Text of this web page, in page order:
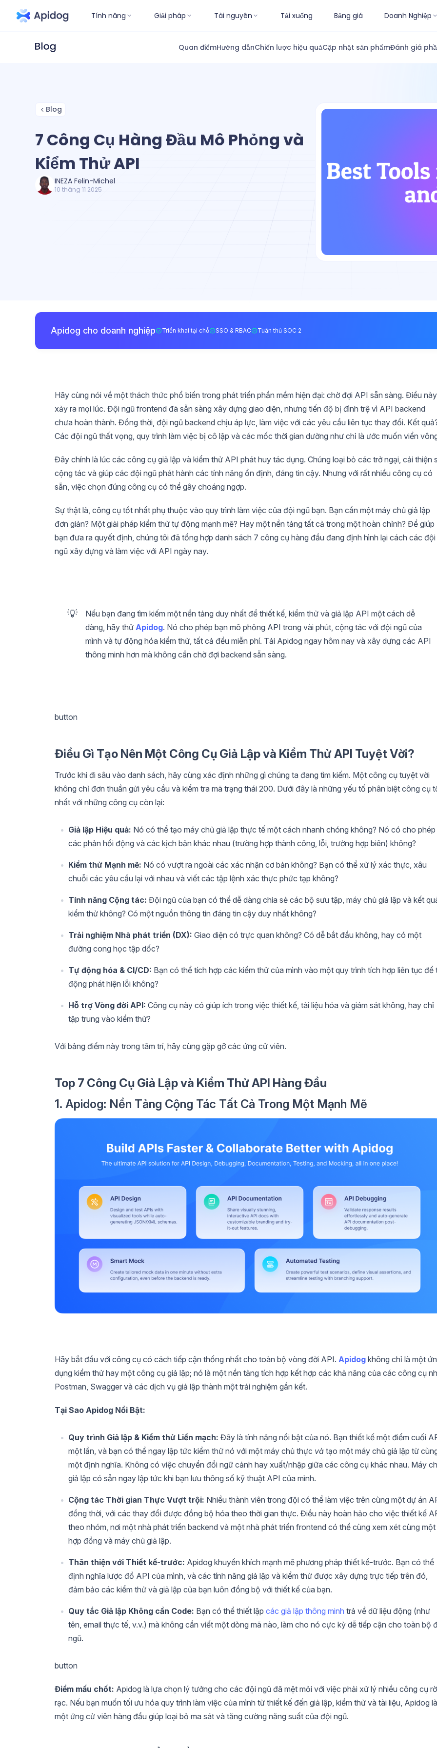
Tính năng Giải pháp Tài nguyên Tải xuống Bảng giá Doanh Nghiệp
Quan điểmHướng dẫnChiến lược hiệu quảCập nhật sản phẩmĐánh giá
Blog
7 Công Cụ Hàng Đầu Mô Phỏng và
Kiểm Thử API
INEZA Felin-Michel
10 tháng 11 2025
Apidog cho doanh nghiệp Triển khai tại chỗ SSO & RBAC Tuân thủ SOC 2
Hãy cùng nói về một thách thức phổ biến trong phát triển phần mềm hiện đại: chờ đợi API sẵn sàng. Điều này
xảy ra mọi lúc. Đội ngũ frontend đã sẵn sàng xây dựng giao diện, nhưng tiến độ bị đình trệ vì API backend
chưa hoàn thành. Đồng thời, đội ngũ backend chịu áp lực, làm việc với các yêu cầu liên tục thay đổi. Kết
Các đội ngũ thất vọng, quy trình làm việc bị cô lập và các mốc thời gian dường như chỉ là ước muốn viển
Đây chính là lúc các công cụ giả lập và kiểm thử API phát huy tác dụng. Chúng loại bỏ các trở ngại, cải thiện
cộng tác và giúp các đội ngũ phát hành các tính năng ổn định, đáng tin cậy. Nhưng với rất nhiều công cụ có
sẵn, việc chọn đúng công cụ có thể gây choáng ngợp.
Sự thật là, công cụ tốt nhất phụ thuộc vào quy trình làm việc của đội ngũ bạn. Bạn cần một máy chủ giả lập
đơn giản? Một giải pháp kiểm thử tự động mạnh mẽ? Hay một nền tảng tất cả trong một hoàn chỉnh? Để giúp
bạn đưa ra quyết định, chúng tôi đã tổng hợp danh sách 7 công cụ hàng đầu đang định hình lại cách các đội
ngũ xây dựng và làm việc với API ngày nay.
💡
Nếu bạn đang tìm kiếm một nền tảng duy nhất để thiết kế, kiểm thử và giả lập API một cách dễ
dàng, hãy thử Apidog. Nó cho phép bạn mô phỏng API trong vài phút, cộng tác với đội ngũ của
mình và tự động hóa kiểm thử, tất cả đều miễn phí. Tải Apidog ngay hôm nay và xây dựng các API
thông minh hơn mà không cần chờ đợi backend sẵn sàng.
button
Điều Gì Tạo Nên Một Công Cụ Giả Lập và Kiểm Thử API Tuyệt Vời?
Trước khi đi sâu vào danh sách, hãy cùng xác định những gì chúng ta đang tìm kiếm. Một công cụ tuyệt vời
không chỉ đơn thuần gửi yêu cầu và kiểm tra mã trạng thái 200. Dưới đây là những yếu tố phân biệt công cụ
nhất với những công cụ còn lại:
Giả lập Hiệu quả: Nó có thể tạo máy chủ giả lập thực tế một cách nhanh chóng không? Nó có cho phép
các phản hồi động và các kịch bản khác nhau (trường hợp thành công, lỗi, trường hợp biên) không?
Kiểm thử Mạnh mẽ: Nó có vượt ra ngoài các xác nhận cơ bản không? Bạn có thể xử lý xác thực, xâu
chuỗi các yêu cầu lại với nhau và viết các tập lệnh xác thực phức tạp không?
Tính năng Cộng tác: Đội ngũ của bạn có thể dễ dàng chia sẻ các bộ sưu tập, máy chủ giả lập và kết
kiểm thử không? Có một nguồn thông tin đáng tin cậy duy nhất không?
Trải nghiệm Nhà phát triển (DX): Giao diện có trực quan không? Có dễ bắt đầu không, hay có một
đường cong học tập dốc?
Tự động hóa & CI/CD: Bạn có thể tích hợp các kiểm thử của mình vào một quy trình tích hợp liên tục để
động phát hiện lỗi không?
Hỗ trợ Vòng đời API: Công cụ này có giúp ích trong việc thiết kế, tài liệu hóa và giám sát không, hay chỉ
tập trung vào kiểm thử?
Với bảng điểm này trong tâm trí, hãy cùng gặp gỡ các ứng cử viên.
Top 7 Công Cụ Giả Lập và Kiểm Thử API Hàng Đầu
1. Apidog: Nền Tảng Cộng Tác Tất Cả Trong Một Mạnh Mẽ
Hãy bắt đầu với công cụ có cách tiếp cận thống nhất cho toàn bộ vòng đời API. Apidog không chỉ là một
dụng kiểm thử hay một công cụ giả lập; nó là một nền tảng tích hợp kết hợp các khả năng của các công cụ
Postman, Swagger và các dịch vụ giả lập thành một trải nghiệm gắn kết.
Tại Sao Apidog Nổi Bật:
Quy trình Giả lập & Kiểm thử Liền mạch: Đây là tính năng nổi bật của nó. Bạn thiết kế một điểm cuối
một lần, và bạn có thể ngay lập tức kiểm thử nó với một máy chủ thực và tạo một máy chủ giả lập từ
một định nghĩa. Không có việc chuyển đổi ngữ cảnh hay xuất/nhập giữa các công cụ khác nhau. Máy
giả lập có sẵn ngay lập tức khi bạn lưu thông số kỹ thuật API của mình.
Cộng tác Thời gian Thực Vượt trội: Nhiều thành viên trong đội có thể làm việc trên cùng một dự án
đồng thời, với các thay đổi được đồng bộ hóa theo thời gian thực. Điều này hoàn hảo cho việc thiết kế
theo nhóm, nơi một nhà phát triển backend và một nhà phát triển frontend có thể cùng xem xét cùng một
hợp đồng và máy chủ giả lập.
Thân thiện với Thiết kế-trước: Apidog khuyến khích mạnh mẽ phương pháp thiết kế-trước. Bạn có thể
định nghĩa lược đồ API của mình, và các tính năng giả lập và kiểm thử được xây dựng trực tiếp trên đó,
đảm bảo các kiểm thử và giả lập của bạn luôn đồng bộ với thiết kế của bạn.
Quy tắc Giả lập Không cần Code: Bạn có thể thiết lập các giả lập thông minh trả về dữ liệu động (như
tên, email thực tế, v.v.) mà không cần viết một dòng mã nào, làm cho nó cực kỳ dễ tiếp cận cho toàn bộ
ngũ.
button
Điểm mấu chốt: Apidog là lựa chọn lý tưởng cho các đội ngũ đã mệt mỏi với việc phải xử lý nhiều công cụ
rạc. Nếu bạn muốn tối ưu hóa quy trình làm việc của mình từ thiết kế đến giả lập, kiểm thử và tài liệu, Apidog là
một ứng cử viên hàng đầu giúp loại bỏ ma sát và tăng cường năng suất của đội ngũ.